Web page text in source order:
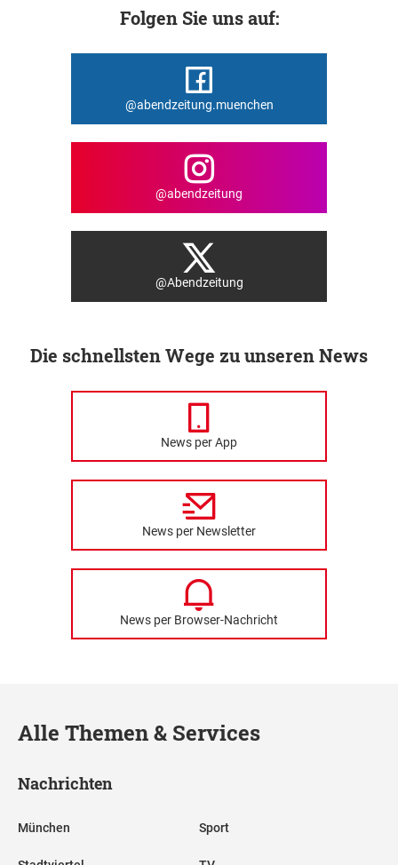
Folgen Sie uns auf:
@abendzeitung.muenchen
@abendzeitung
@Abendzeitung
Die schnellsten Wege zu unseren News
News per App
News per Newsletter
News per Browser-Nachricht
Alle Themen & Services
Nachrichten
München Sport